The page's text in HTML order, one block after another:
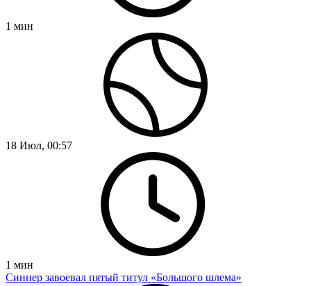
1 мин
18 Июл, 00:57
1 мин
Синнер завоевал пятый титул «Большого шлема»